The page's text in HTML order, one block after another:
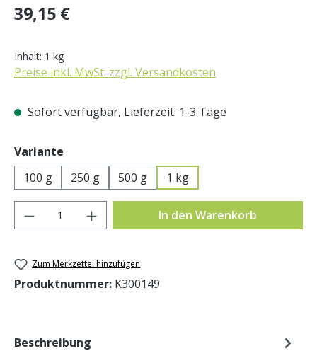
Regulärer Preis:
39,15 €
Inhalt: 1 kg
Preise inkl. MwSt. zzgl. Versandkosten
Sofort verfügbar, Lieferzeit: 1-3 Tage
Variante
100 g
250 g 500 g 1 kg
Produkt Anzahl: Gib den gewünschten
In den Warenkorb
Zum Merkzettel hinzufügen
Produktnummer: K300149
Beschreibung